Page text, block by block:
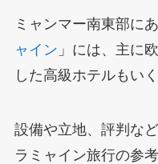
ミャンマー南東部に
ャイン 」には、主に
した高級ホテルもい
設備や立地、評判な
ラミャイン旅行の参